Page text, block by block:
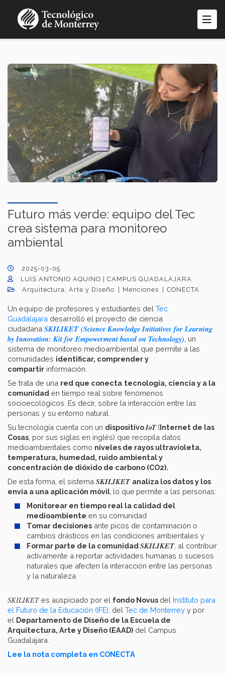
contenido
Futuro más verde: equipo del Tec
crea sistema para monitoreo
ambiental
2025-03-05
LUIS ANTONIO AQUINO | CAMPUS GUADALAJARA
Arquitectura, Arte y Diseño
Menciones CONECTA
Un equipo de profesores y estudiantes del Tec
Guadalajara desarrolló el proyecto de ciencia
ciudadana SKILIKET (Science Knowledge Initiatives for Learning
by Innovation: Kit for Empowerment based on Technology) , un
sistema de monitoreo medioambiental que permite a las
comunidades identificar, comprender y
compartir información.
Se trata de una red que conecta tecnología, ciencia y a la
comunidad en tiempo real sobre fenómenos
socioecológicos. Es decir, sobre la interacción entre las
personas y su entorno natural.
Su tecnología cuenta con un dispositivoIoT (Internet de las
Cosas , por sus siglas en inglés) que recopila datos
medioambientales como niveles de rayos ultravioleta,
temperatura, humedad, ruido ambiental y
concentración de dióxido de carbono (CO2).
De esta forma, el sistema SKILIKET analiza los datos y los
envía a una aplicación móvil lo que permite a las personas:
Monitorear en tiempo real la calidad del
medioambiente en su comunidad
Tomar decisiones ante picos de contaminación o
cambios drásticos en las condiciones ambientales y
Formar parte de la comunidadSKILIKET, al contribuir
activamente a reportar actividades humanas o sucesos
naturales que afecten la interacción entre las personas
y la naturaleza.
SKILIKET es auspiciado por el fondo Novus del Instituto para
el Futuro de la Educación (IFE) , del Tec de Monterrey y por
el Departamento de Diseño de la Escuela de
Arquitectura, Arte y Diseño (EAAD) del Campus
Guadalajara.
Lee la nota completa en CONECTA